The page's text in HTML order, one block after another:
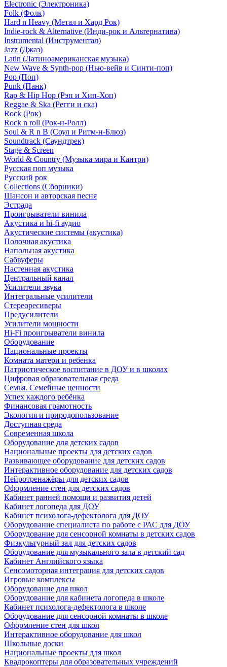
Electronic (Электроника)
Folk (Фолк)
Hard n Heavy (Метал и Хард Рок)
Indie-rock & Alternative (Инди-рок и Альтернатива)
Instrumental (Инструментал)
Jazz (Джаз)
Latin (Латиноамериканская музыка)
New Wave & Synth-pop (Нью-вейв и Синти-поп)
Pop (Поп)
Punk (Панк)
Rap & Hip Hop (Рэп и Хип-Хоп)
Reggae & Ska (Регги и ска)
Rock (Рок)
Rock n roll (Рок-н-Ролл)
Soul & R n B (Соул и Ритм-н-Блюз)
Soundtrack (Саундтрек)
Stage & Screen
World & Country (Музыка мира и Кантри)
Русская поп музыка
Русский рок
Сollections (Сборники)
Шансон и авторская песня
Эстрада
Проигрыватели винила
Акустика и hi-fi аудио
Акустические системы (акустика)
Полочная акустика
Напольная акустика
Сабвуферы
Настенная акустика
Центральный канал
Усилители звука
Интегральные усилители
Стереоресиверы
Предусилители
Усилители мощности
Hi-Fi проигрыватели винила
Оборудование
Национальные проекты
Комната матери и ребенка
Патриотическое воспитание в ДОУ и в школах
Цифровая образовательная среда
Семья. Семейные ценности
Успех каждого ребёнка
Финансовая грамотность
Экология и природопользование
Доступная среда
Современная школа
Оборудование для детских садов
Национальные проекты для детских садов
Развивающее оборудование для детских садов
Интерактивное оборудование для детских садов
Нейротренажёры для детских садов
Оформление стен для детских садов
Кабинет ранней помощи и развития детей
Кабинет логопеда для ДОУ
Кабинет психолога-дефектолога для ДОУ
Оборудование специалиста по работе с РАС для ДОУ
Оборудование для сенсорной комнаты в детских садов
Физкультурный зал для детских садов
Оборудование для музыкального зала в детский сад
Кабинет Английского языка
Сенсомоторная интеграция для детских садов
Игровые комплексы
Оборудование для школ
Оборудование для кабинета логопеда в школе
Кабинет психолога-дефектолога в школе
Оборудование для сенсорной комнаты в школе
Оформление стен для школ
Интерактивное оборудование для школ
Школьные доски
Национальные проекты для школ
Квадрокоптеры для образовательных учреждений